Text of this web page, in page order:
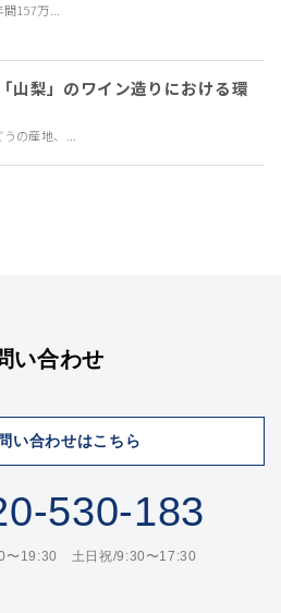
157万...
山梨」のワイン造りにおける環
うの産地、...
い合わせ
い合わせはこちら
530-183
〜19:30 土日祝/9:30〜17:30